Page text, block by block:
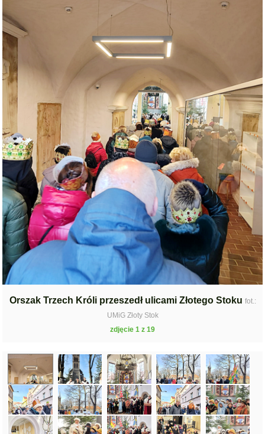
Orszak Trzech Króli przeszedł ulicami Złotego Stoku fot.:
UMiG Złoty Stok
zdjęcie 1 z 19